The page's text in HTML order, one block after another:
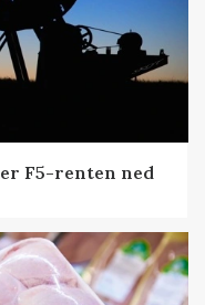
F5-renten ned